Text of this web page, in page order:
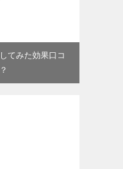
てみた効果口コ